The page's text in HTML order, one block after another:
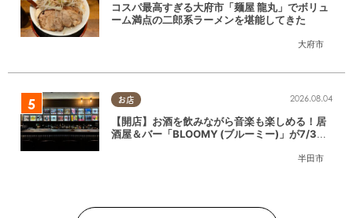
大府市
コスパ最高すぎる大府市「麺屋 龍丸」でボリュ
ーム満点の二郎系ラーメンを堪能してきた
お店
半田市
2026.08.04
【開店】お酒を飲みながら音楽も楽しめる！居
酒屋＆バー「BLOOMY (ブルーミー)」が7/3